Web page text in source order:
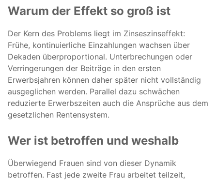
Warum der Effekt so groß ist
Der Kern des Problems liegt im Zinseszinseffekt:
Frühe, kontinuierliche Einzahlungen wachsen über
Dekaden überproportional. Unterbrechungen oder
Verringerungen der Beiträge in den ersten
Erwerbsjahren können daher später nicht vollständig
ausgeglichen werden. Parallel dazu schwächen
reduzierte Erwerbszeiten auch die Ansprüche aus dem
gesetzlichen Rentensystem.
Wer ist betroffen und weshalb
Überwiegend Frauen sind von dieser Dynamik
betroffen. Fast jede zweite Frau arbeitet teilzeit,